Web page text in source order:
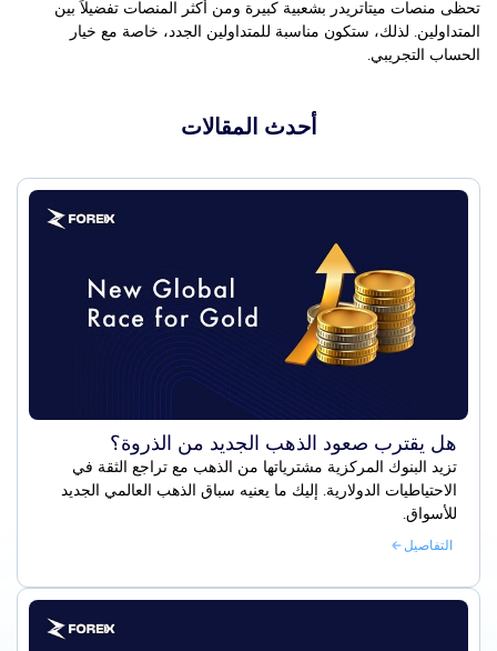
تحظى منصات ميتاتريدر بشعبية كبيرة ومن أكثر المنصات تفضيلاً بين
المتداولين. لذلك، ستكون مناسبة للمتداولين الجدد، خاصة مع خيار
الحساب التجريبي.
أحدث المقالات
هل يقترب صعود الذهب الجديد من الذروة؟
تزيد البنوك المركزية مشترياتها من الذهب مع تراجع الثقة في
الاحتياطيات الدولارية. إليك ما يعنيه سباق الذهب العالمي الجديد
للأسواق.
التفاصيل